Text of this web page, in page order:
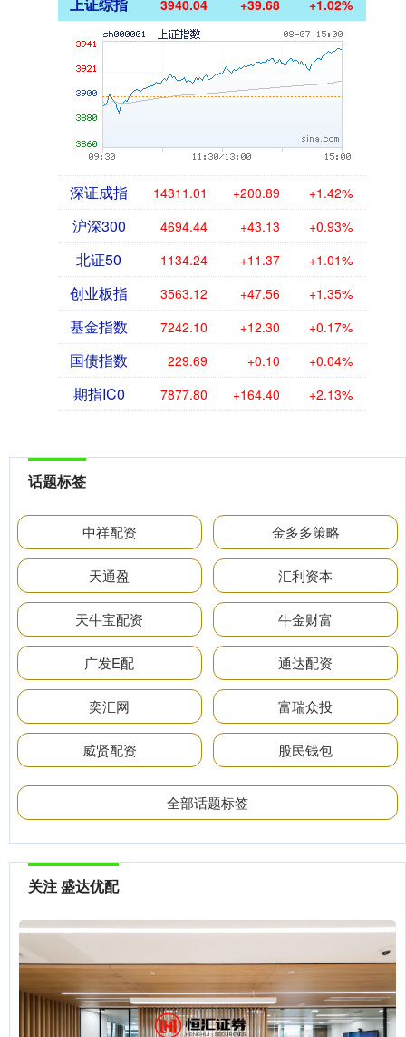
上证综指 3940.04 +39.68 +1.02%
深证成指 14311.01 +200.89 +1.42%
沪深300 4694.44 +43.13 +0.93%
北证50 1134.24 +11.37 +1.01%
创业板指 3563.12 +47.56 +1.35%
基金指数 7242.10 +12.30 +0.17%
国债指数 229.69 +0.10 +0.04%
期指IC0 7877.80 +164.40 +2.13%
话题标签
中祥配资 金多多策略
天通盈 汇利资本
天牛宝配资 牛金财富
广发E配 通达配资
奕汇网 富瑞众投
威贤配资 股民钱包
全部话题标签
关注 盛达优配